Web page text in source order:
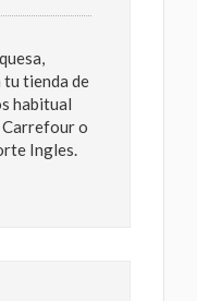
tu tienda de
habitual
Carrefour o
Ingles.